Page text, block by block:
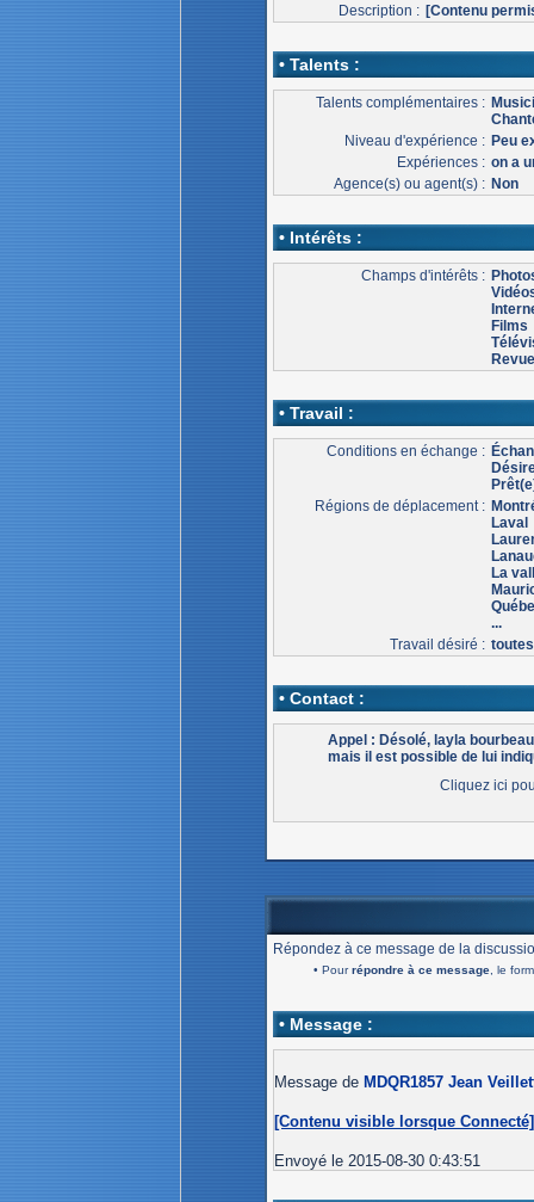
Description : [Contenu
• Talents :
Talents complémentaires :
Niveau d'expérience : Peu
Expériences : on a
Agence(s) ou agent(s) : Non
• Intérêts :
Champs d'intérêts :
Films
• Travail :
Conditions en échange :
Régions de déplacement :
Laval
La
...
Travail désiré :
• Contact :
Appel : Désolé, layla
mais il est possible de lui
Cliquez ici
Répondez à ce message de la
• Pourrépondre à ce message, le
• Message :
Message de MDQR1857 Jean
[Contenu visible lorsque Connecté]
Envoyé le 2015-08-30 0:43:51